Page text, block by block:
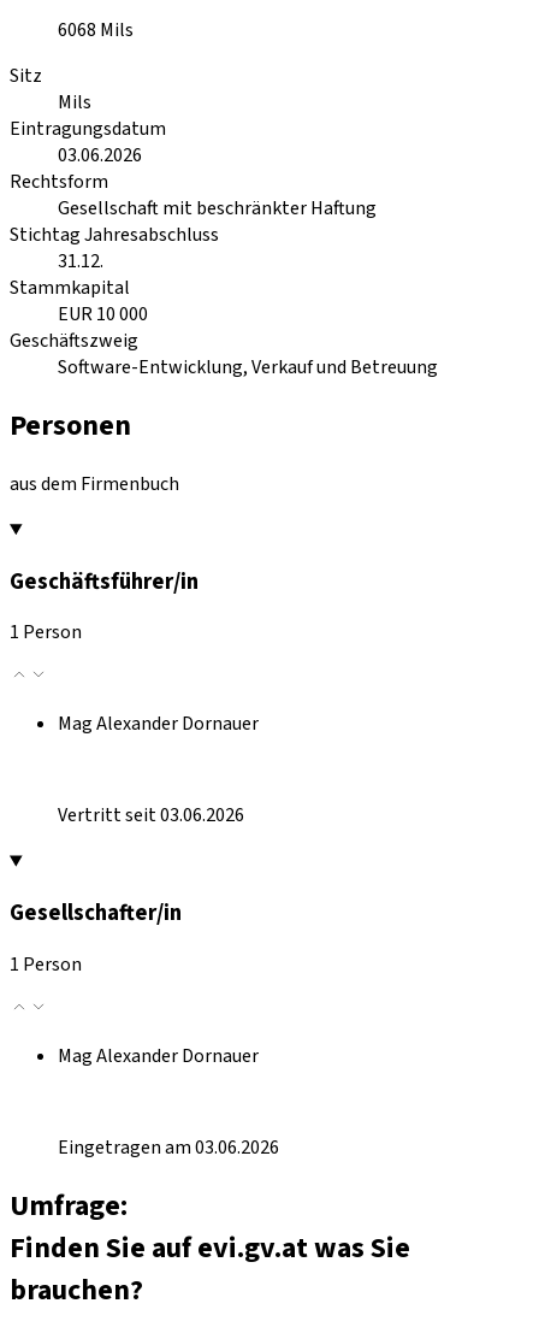
6068 Mils
Sitz
Mils
Eintragungsdatum
03.06.2026
Rechtsform
Gesellschaft mit beschränkter Haftung
Stichtag Jahresabschluss
31.12.
Stammkapital
EUR 10 000
Geschäftszweig
Software-Entwicklung, Verkauf und Betreuung
Personen
aus dem Firmenbuch
Geschäftsführer/in
1 Person
Mag Alexander Dornauer
Vertritt seit 03.06.2026
Gesellschafter/in
1 Person
Mag Alexander Dornauer
Eingetragen am 03.06.2026
Umfrage:
Finden Sie auf evi.gv.at was Sie
brauchen?